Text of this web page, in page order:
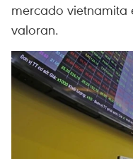
mercado vietnamita
valoran.